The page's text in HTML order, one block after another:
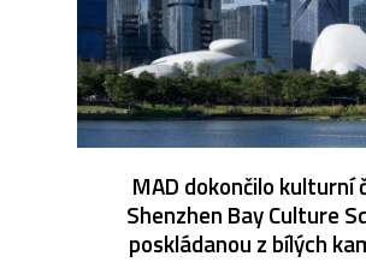
MAD dokončilo
Shenzhen Bay Culture
poskládanou z bílých